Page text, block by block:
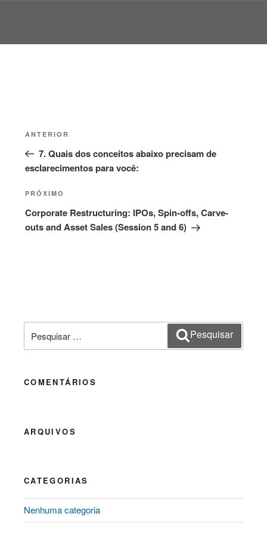
Navegação
Post
Post
anterior
ANTERIOR
7. Quais dos conceitos abaixo precisam de
esclarecimentos para você:
Próximo
post
PRÓXIMO
Corporate Restructuring: IPOs, Spin-offs, Carve-
outs and Asset Sales (Session 5 and 6)
por:
Pesquisar
COMENTÁRIOS
ARQUIVOS
CATEGORIAS
Nenhuma categoria